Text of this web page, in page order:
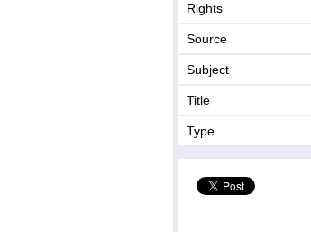
Rights
Source
Subject
Title
Type